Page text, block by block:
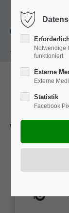
+49
(0)251 322 631
- 0
Wählen
Notwendige
funktioniert
Externe
Externe
Statistik
Facebook